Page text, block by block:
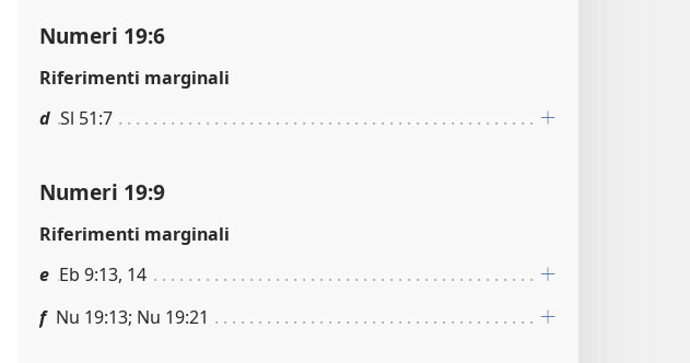
Numeri 19:6
Riferimenti marginali
d Sl 51:7
Numeri 19:9
Riferimenti marginali
e Eb 9:13, 14
f Nu 19:13; Nu 19:21